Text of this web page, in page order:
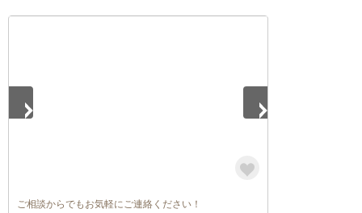
ご相談からでもお気軽にご連絡ください！